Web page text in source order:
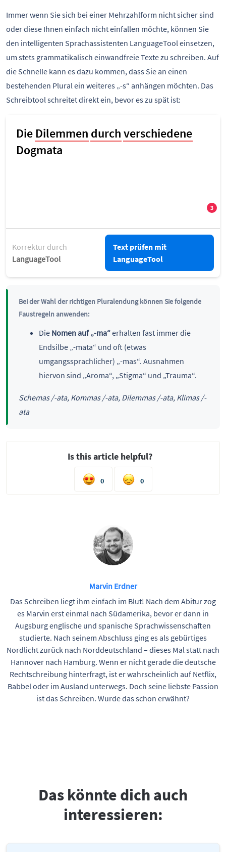
Immer wenn Sie sich bei einer Mehrzahlform nicht sicher sind
oder diese Ihnen einfach nicht einfallen möchte, können Sie
den intelligenten Sprachassistenten LanguageTool einsetzen,
um stets grammatikalisch einwandfreie Texte zu schreiben. Auf
die Schnelle kann es dazu kommen, dass Sie an einen
bestehenden Plural ein weiteres „-s“ anhängen möchten. Das
Schreibtool schreitet direkt ein, bevor es zu spät ist:
Korrektur durch
LanguageTool
Text prüfen mit
LanguageTool
Bei der Wahl der richtigen Pluralendung können Sie folgende
Faustregeln anwenden:
Die Nomen auf „-ma“erhalten fast immer die
Endsilbe „-mata“ und oft (etwas
umgangssprachlicher) „-mas“. Ausnahmen
hiervon sind „Aroma“, „Stigma“ und „Trauma“.
Schemas /-ata, Kommas /-ata, Dilemmas /-ata, Klimas /-
ata
Is this article helpful?
0 0
Marvin Erdner
Das Schreiben liegt ihm einfach im Blut! Nach dem Abitur zog
es Marvin erst einmal nach Südamerika, bevor er dann in
Augsburg englische und spanische Sprachwissenschaften
studierte. Nach seinem Abschluss ging es als gebürtiges
Nordlicht zurück nach Norddeutschland – dieses Mal statt nach
Hannover nach Hamburg. Wenn er nicht gerade die deutsche
Rechtschreibung hinterfragt, ist er wahrscheinlich auf Netflix,
Babbel oder im Ausland unterwegs. Doch seine liebste Passion
ist das Schreiben. Wurde das schon erwähnt?
Das könnte dich auch
interessieren: